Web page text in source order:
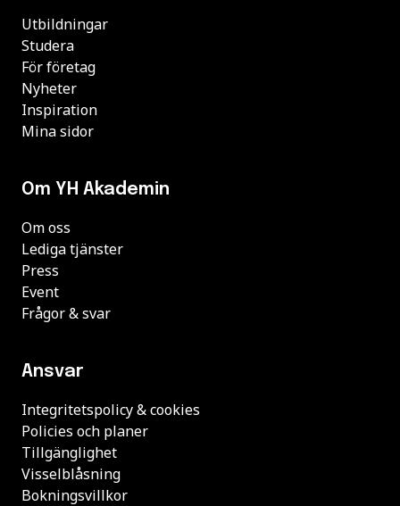
Utbildningar
Studera
För företag
Nyheter
Inspiration
Mina sidor
Om YH Akademin
Om oss
Lediga tjänster
Press
Event
Frågor & svar
Ansvar
Integritetspolicy & cookies
Policies och planer
Tillgänglighet
Visselblåsning
Bokningsvillkor